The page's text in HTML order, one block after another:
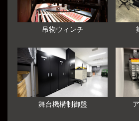
吊物ウィンチ
舞台機構制御盤